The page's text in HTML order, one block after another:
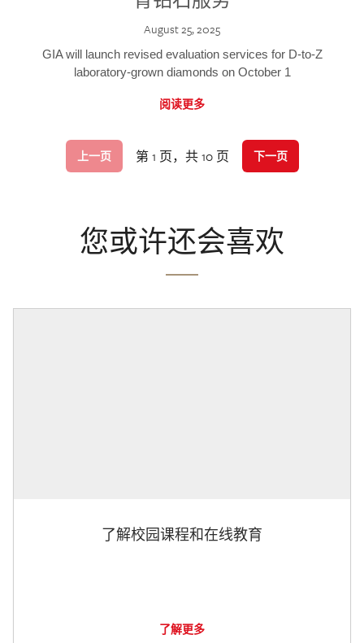
August 25, 2025
GIA will launch revised evaluation services for D-to-Z
laboratory-grown diamonds on October 1
阅读更多
上一页 第 1 页，共 10 页 下一页
您或许还会喜欢
了解校园课程和在线教育
了解更多